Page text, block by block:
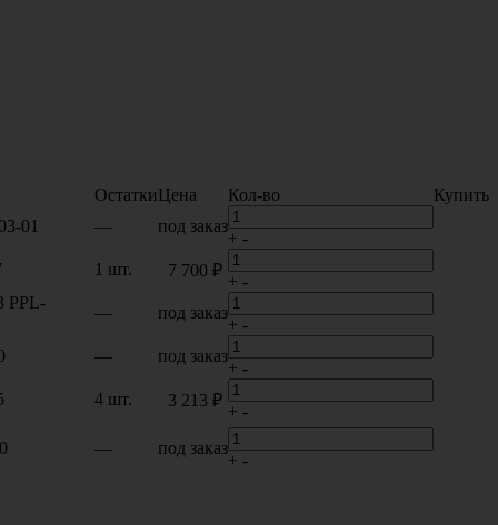
ОстаткиЦена Кол-во
Купить
01
— под заказ
+ -
1 шт. 7 700 ₽
+ -
PPL-
— под заказ
+ -
— под заказ
+ -
4 шт. 3 213 ₽
+ -
— под заказ
+ -